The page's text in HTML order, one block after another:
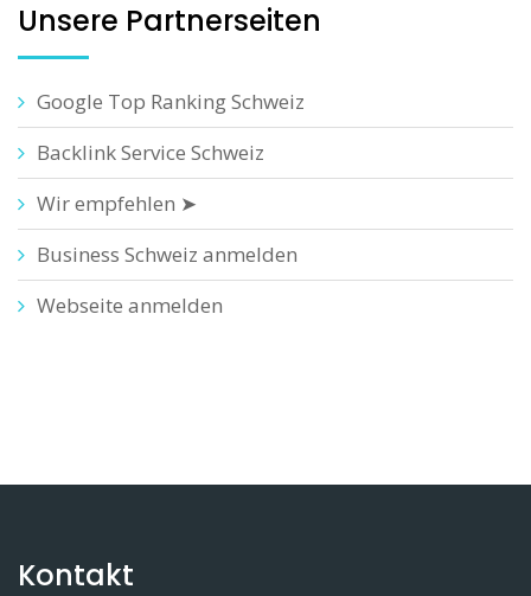
Unsere Partnerseiten
Google Top Ranking Schweiz
Backlink Service Schweiz
Wir empfehlen ➤
Business Schweiz anmelden
Webseite anmelden
Kontakt